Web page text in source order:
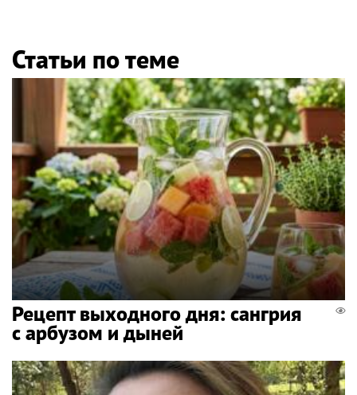
Статьи по теме
Рецепт выходного дня: сангрия
с арбузом и дыней